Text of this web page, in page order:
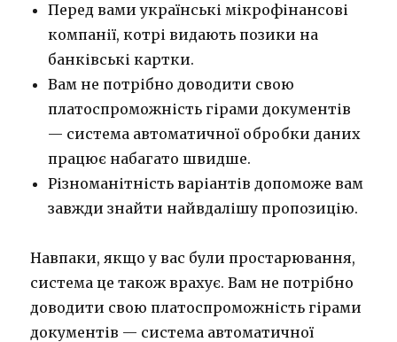
Перед вами українські мікрофінансові
компанії, котрі видають позики на
банківські картки.
Вам не потрібно доводити свою
платоспроможність гірами документів
— система автоматичної обробки даних
працює набагато швидше.
Різноманітність варіантів допоможе вам
завжди знайти найвдалішу пропозицію.
Навпаки, якщо у вас були простарювання,
система це також врахує. Вам не потрібно
доводити свою платоспроможність гірами
документів — система автоматичної